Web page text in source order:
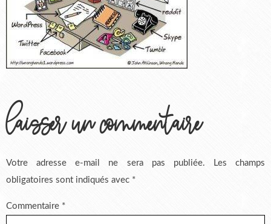
laisser un commentaire
Votre adresse e-mail ne sera pas publiée.
Les champs
obligatoires sont indiqués avec *
Commentaire *